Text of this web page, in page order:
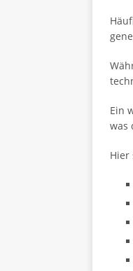
Ein
was
Hier